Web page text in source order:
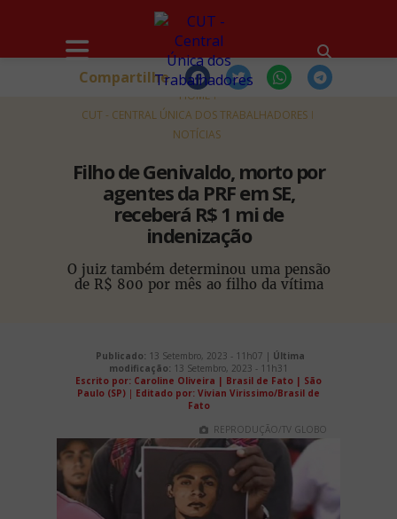
HOME
CUT - CENTRAL ÚNICA DOS TRABALHADORES
NOTÍCIAS
Filho de Genivaldo, morto por
agentes da PRF em SE,
receberá R$ 1 mi de
indenização
O juiz também determinou uma pensão
de R$ 800 por mês ao filho da vítima
Compartilhe
Publicado: 13 Setembro, 2023 - 11h07 | Última
modificação: 13 Setembro, 2023 - 11h31
Escrito por: Caroline Oliveira | Brasil de Fato | São
Paulo (SP) | Editado por: Vivian Virissimo/Brasil de
Fato
REPRODUÇÃO/TV GLOBO